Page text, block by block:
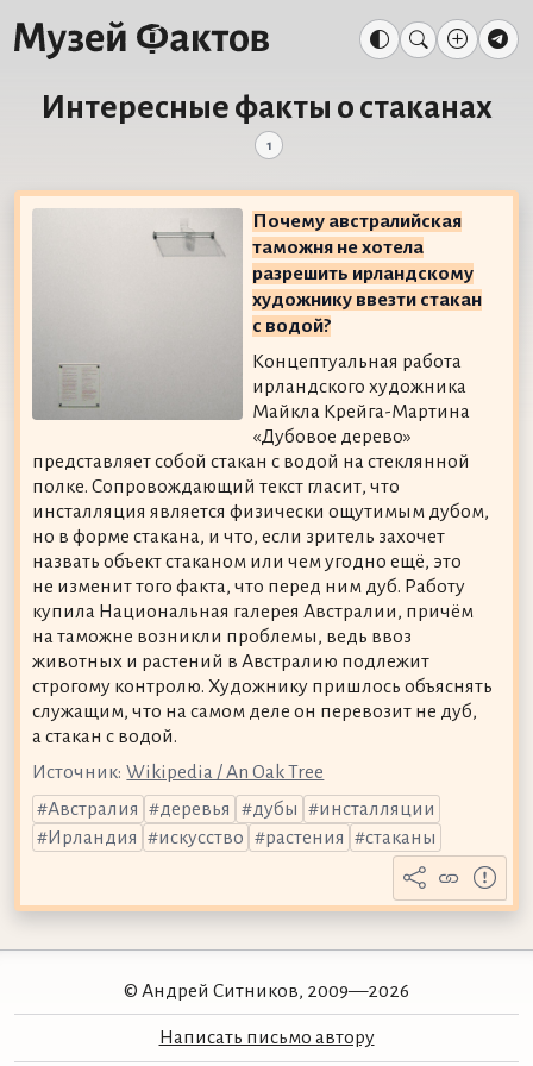
Интересные факты о стаканах
1
Почему австралийская
таможня не хотела
разрешить ирландскому
художнику ввезти стакан
с водой?
Концептуальная работа
ирландского художника
Майкла Крейга-Мартина
«Дубовое дерево»
представляет собой стакан с водой на стеклянной
полке. Сопровождающий текст гласит, что
инсталляция является физически ощутимым дубом,
но в форме стакана, и что, если зритель захочет
назвать объект стаканом или чем угодно ещё, это
не изменит того факта, что перед ним дуб. Работу
купила Национальная галерея Австралии, причём
на таможне возникли проблемы, ведь ввоз
животных и растений в Австралию подлежит
строгому контролю. Художнику пришлось объяснять
служащим, что на самом деле он перевозит не дуб,
а стакан с водой.
Источник: Wikipedia / An Oak Tree
Австралия
деревья дубы
инсталляции
Ирландия
искусство растения стаканы
© Андрей Ситников, 2009—2026
Написать письмо автору